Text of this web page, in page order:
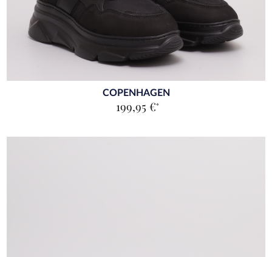
COPENHAGEN
199,95 €*